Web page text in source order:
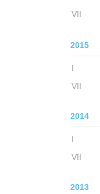
VII
2015
I
VII
2014
I
VII
2013